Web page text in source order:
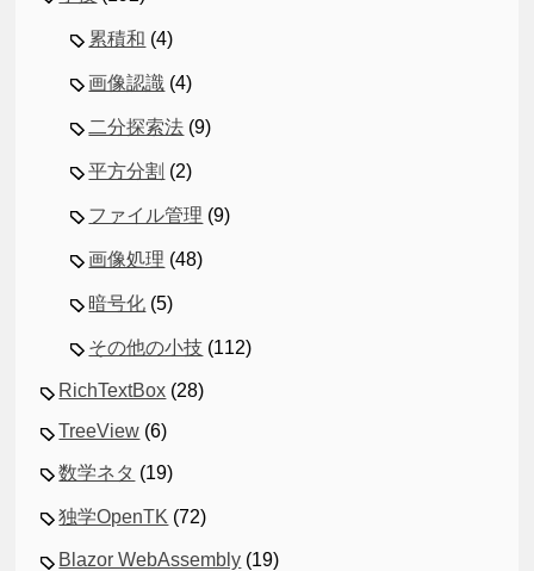
累積和 (4)
画像認識 (4)
二分探索法 (9)
平方分割 (2)
ファイル管理 (9)
画像処理 (48)
暗号化 (5)
その他の小技 (112)
RichTextBox (28)
TreeView (6)
数学ネタ (19)
独学OpenTK (72)
Blazor WebAssembly (19)